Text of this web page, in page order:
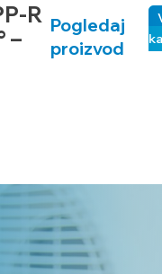
R
–
Pogledaj
proizvod